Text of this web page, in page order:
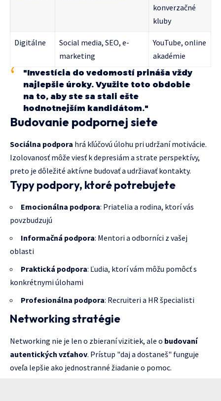
konverzačné
kluby
Digitálne
Social media, SEO, e-
marketing
YouTube, online
akadémie
"Investícia do vedomostí prináša vždy
najlepšie úroky. Využite toto obdobie
na to, aby ste sa stali ešte
hodnotnejším kandidátom."
Budovanie podpornej siete
Sociálna podpora hrá kľúčovú úlohu pri udržaní motivácie.
Izolovanosť môže viesť k depresiám a strate perspektívy,
preto je dôležité aktívne budovať a udržiavať kontakty.
Typy podpory, ktoré potrebujete
Emocionálna podpora: Priatelia a rodina, ktorí vás
povzbudzujú
Informačná podpora: Mentori a odborníci z vašej
oblasti
Praktická podpora: Ľudia, ktorí vám môžu pomôcť s
konkrétnymi úlohami
Profesionálna podpora: Recruiteri a HR špecialisti
Networking stratégie
Networking nie je len o zbieraní vizitiek, ale o budovaní
autentických vzťahov. Prístup "daj a dostaneš" funguje
oveľa lepšie ako jednostranné žiadanie o pomoc.